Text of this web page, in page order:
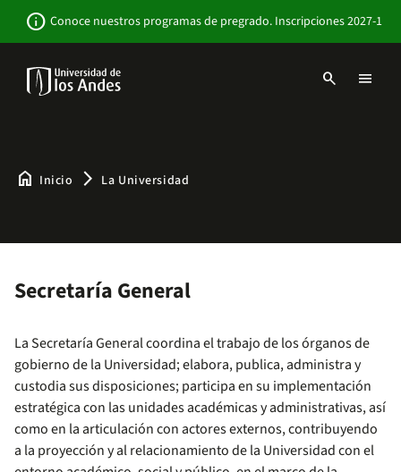
contenido
info Conoce nuestros programas de pregrado. Inscripciones 2027-1
search menu
home Inicio arrow_forward_ios La Universidad
Secretaría General
La Secretaría General coordina el trabajo de los órganos de
gobierno de la Universidad; elabora, publica, administra y
custodia sus disposiciones; participa en su implementación
estratégica con las unidades académicas y administrativas, así
como en la articulación con actores externos, contribuyendo
a la proyección y al relacionamiento de la Universidad con el